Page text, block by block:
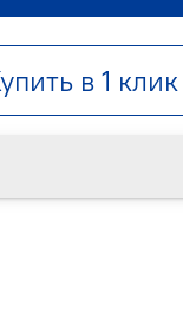
в 1 клик